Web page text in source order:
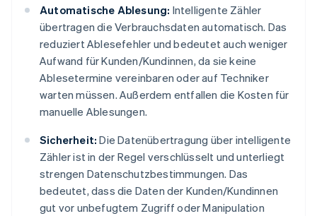
Automatische Ablesung: Intelligente Zähler
übertragen die Verbrauchsdaten automatisch. Das
reduziert Ablesefehler und bedeutet auch weniger
Aufwand für Kunden/Kundinnen, da sie keine
Ablesetermine vereinbaren oder auf Techniker
warten müssen. Außerdem entfallen die Kosten für
manuelle Ablesungen.
Sicherheit: Die Datenübertragung über intelligente
Zähler ist in der Regel verschlüsselt und unterliegt
strengen Datenschutzbestimmungen. Das
bedeutet, dass die Daten der Kunden/Kundinnen
gut vor unbefugtem Zugriff oder Manipulation